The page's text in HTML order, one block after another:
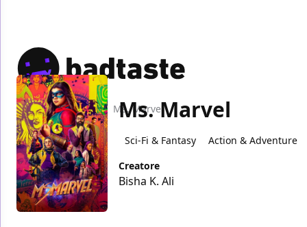
Home TV Ms. Marvel
Ms. Marvel
Sci-Fi & Fantasy
Action & Adventure
Creatore
Bisha K. Ali